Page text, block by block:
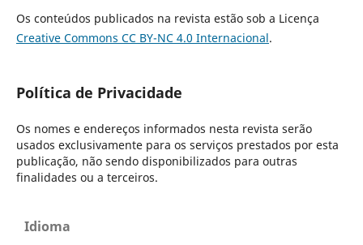
Os conteúdos publicados na revista estão sob a Licença
Creative Commons CC BY-NC 4.0 Internacional.
Política de Privacidade
Os nomes e endereços informados nesta revista serão
usados exclusivamente para os serviços prestados por esta
publicação, não sendo disponibilizados para outras
finalidades ou a terceiros.
Idioma